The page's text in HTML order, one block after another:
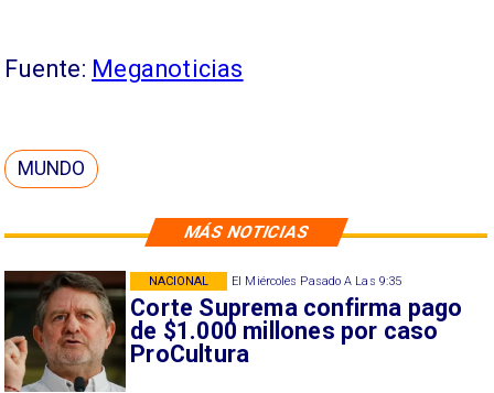
MÁS NOTICIAS
El Miércoles Pasado A Las 9:35
Corte Suprema confirma pago
de $1.000 millones por caso
ProCultura
NACIONAL
Fuente: Meganoticias
MUNDO